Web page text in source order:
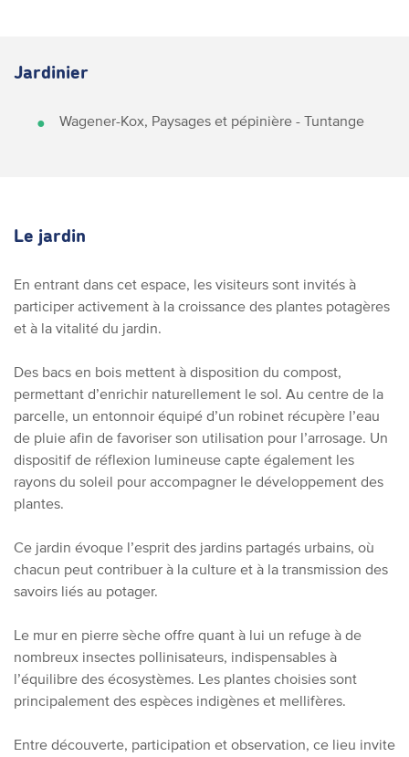
Jardinier
Wagener-Kox, Paysages et pépinière - Tuntange
Le jardin
En entrant dans cet espace, les visiteurs sont invités à
participer activement à la croissance des plantes potagères
et à la vitalité du jardin.
Des bacs en bois mettent à disposition du compost,
permettant d’enrichir naturellement le sol. Au centre de la
parcelle, un entonnoir équipé d’un robinet récupère l’eau
de pluie afin de favoriser son utilisation pour l’arrosage. Un
dispositif de réflexion lumineuse capte également les
rayons du soleil pour accompagner le développement des
plantes.
Ce jardin évoque l’esprit des jardins partagés urbains, où
chacun peut contribuer à la culture et à la transmission des
savoirs liés au potager.
Le mur en pierre sèche offre quant à lui un refuge à de
nombreux insectes pollinisateurs, indispensables à
l’équilibre des écosystèmes. Les plantes choisies sont
principalement des espèces indigènes et mellifères.
Entre découverte, participation et observation, ce lieu invite